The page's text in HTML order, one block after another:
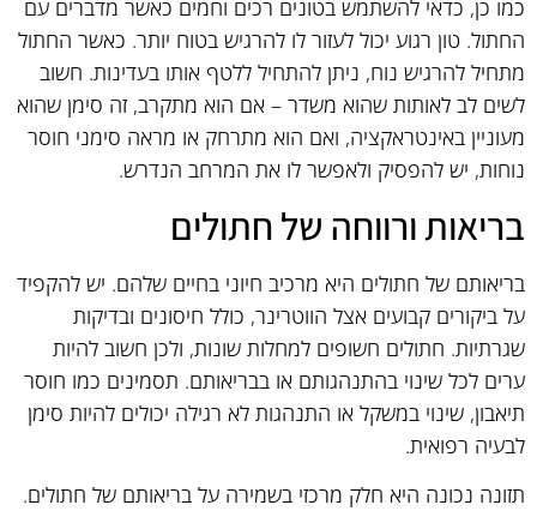
כמו כן, כדאי להשתמש בטונים רכים וחמים כאשר מדברים עם
החתול. טון רגוע יכול לעזור לו להרגיש בטוח יותר. כאשר החתול
מתחיל להרגיש נוח, ניתן להתחיל ללטף אותו בעדינות. חשוב
לשים לב לאותות שהוא משדר – אם הוא מתקרב, זה סימן שהוא
מעוניין באינטראקציה, ואם הוא מתרחק או מראה סימני חוסר
נוחות, יש להפסיק ולאפשר לו את המרחב הנדרש.
בריאות ורווחה של חתולים
בריאותם של חתולים היא מרכיב חיוני בחיים שלהם. יש להקפיד
על ביקורים קבועים אצל הווטרינר, כולל חיסונים ובדיקות
שגרתיות. חתולים חשופים למחלות שונות, ולכן חשוב להיות
ערים לכל שינוי בהתנהגותם או בבריאותם. תסמינים כמו חוסר
תיאבון, שינוי במשקל או התנהגות לא רגילה יכולים להיות סימן
לבעיה רפואית.
תזונה נכונה היא חלק מרכזי בשמירה על בריאותם של חתולים.